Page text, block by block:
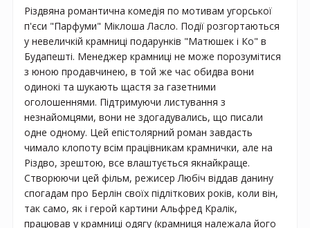
Різдвяна романтична комедія по мотивам угорської
п'єси "Парфуми" Міклоша Ласло. Події розгортаються
у невеличкій крамниці подарунків "Матюшек і Ко" в
Будапешті. Менеджер крамниці не може порозумітися
з юною продавчинею, в той же час обидва вони
одинокі та шукають щастя за газетними
оголошеннями. Підтримуючи листування з
незнайомцями, вони не здогадувались, що писали
одне одному. Цей епістолярний роман завдасть
чимало клопоту всім працівникам крамнички, але на
Різдво, зрештою, все влаштується якнайкраще.
Створюючи цей фільм, режисер Любіч віддав данину
спогадам про Берлін своїх підліткових років, коли він,
так само, як і герой картини Альфред Кралік,
працював у крамниці одягу (крамниця належала його